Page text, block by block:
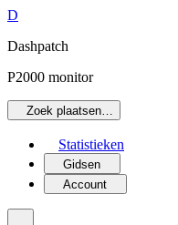
D
Dashpatch
P2000 monitor
Zoek plaatsen…
Statistieken
Gidsen
Account